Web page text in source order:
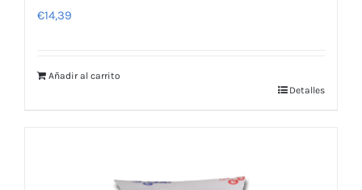
€14,39
Añadir al carrito
Detalles